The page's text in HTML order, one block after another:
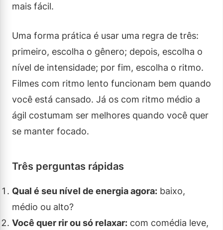
mais fácil.
Uma forma prática é usar uma regra de três:
primeiro, escolha o gênero; depois, escolha o
nível de intensidade; por fim, escolha o ritmo.
Filmes com ritmo lento funcionam bem quando
você está cansado. Já os com ritmo médio a
ágil costumam ser melhores quando você quer
se manter focado.
Três perguntas rápidas
Qual é seu nível de energia agora: baixo,
médio ou alto?
Você quer rir ou só relaxar: com comédia leve,